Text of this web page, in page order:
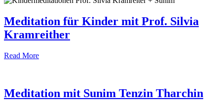
Meditation für Kinder mit Prof. Silvia
Kramreither
Read More
Meditation mit Sunim Tenzin Tharchin